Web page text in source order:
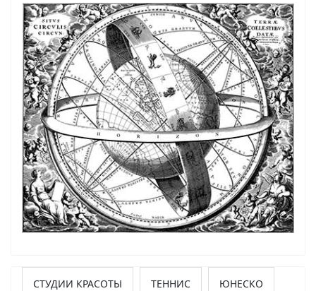
СТУДИИ КРАСОТЫ ТЕННИС ЮНЕСКО